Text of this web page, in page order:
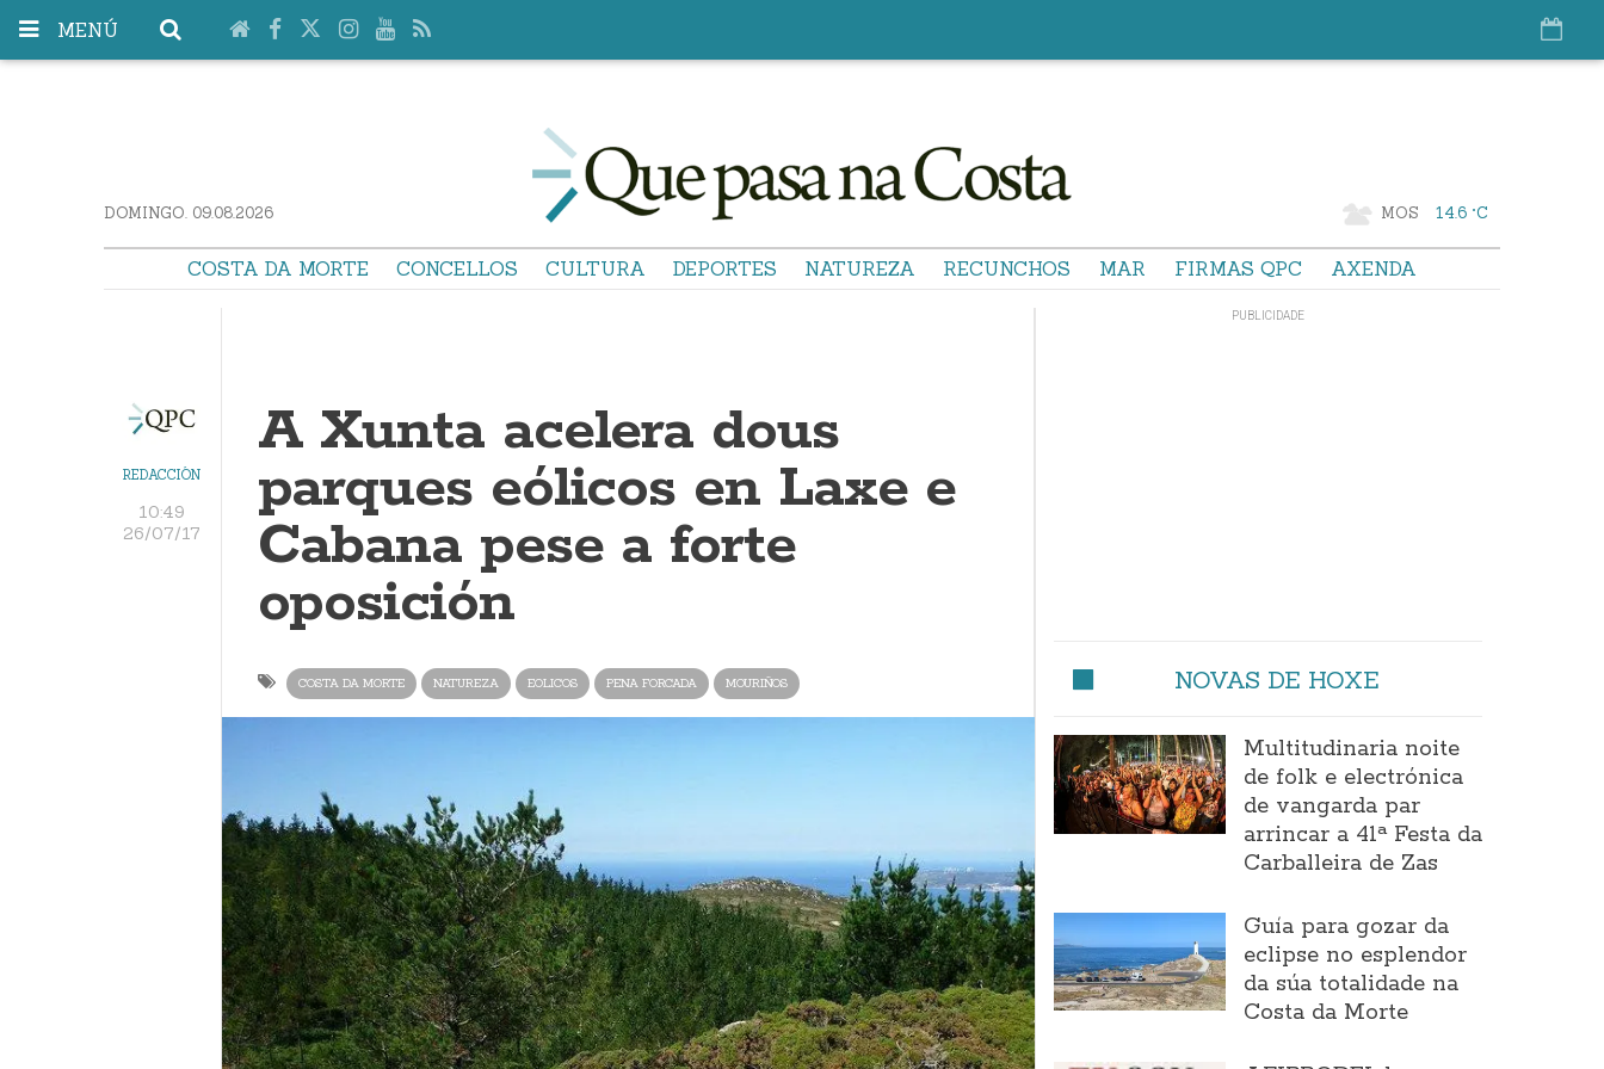
MENÚ
DOMINGO. 09.08.2026 MOS 14.6 °C
COSTA DA MORTE CONCELLOS CULTURA DEPORTES NATUREZA RECUNCHOS MAR FIRMAS QPC AXENDA
REDACCIÓN
10:49
26/07/17
A Xunta acelera dous
parques eólicos en Laxe e
Cabana pese a forte
oposición
COSTA DA MORTE NATUREZA EOLICOS PENA FORCADA MOURIÑOS NOVAS DE HOXE
Multitudinaria noite
de folk e electrónica
de vangarda par
arrincar a 41ª Festa da
Carballeira de Zas
Guía para gozar da
eclipse no esplendor
da súa totalidade na
Costa da Morte